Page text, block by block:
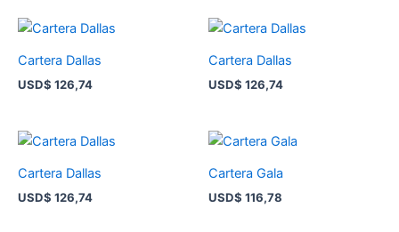
Cartera Dallas
USD$ 126,74
Cartera Dallas
USD$ 126,74
Cartera Dallas
USD$ 126,74
Cartera Gala
USD$ 116,78